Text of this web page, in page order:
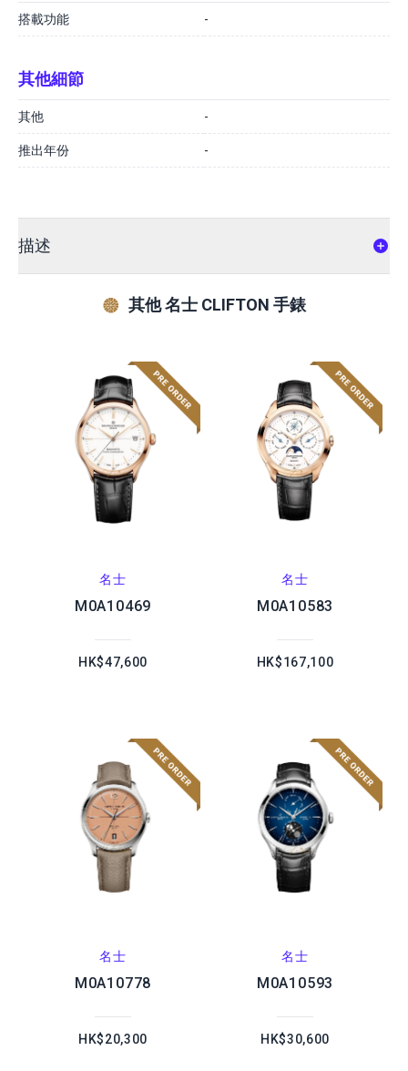
搭載功能 -
其他細節
其他 -
推出年份 -
描述
其他 名士 CLIFTON 手錶
名士
M0A10469
HK$47,600
名士
M0A10583
HK$167,100
名士
M0A10778
HK$20,300
名士
M0A10593
HK$30,600